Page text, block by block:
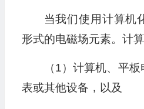
当我们使用计算机
形式的电磁场元素。计
（1）计算机、平
表或其他设备，以及